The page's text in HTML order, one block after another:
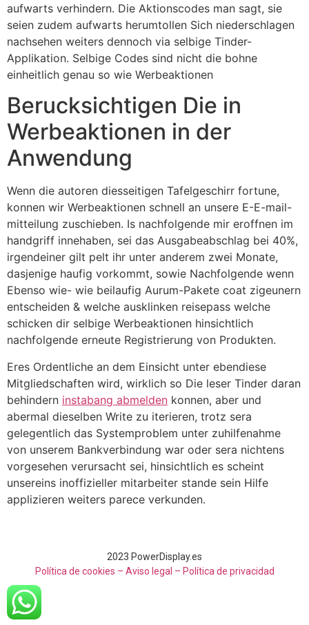
aufwarts verhindern. Die Aktionscodes man sagt, sie
seien zudem aufwarts herumtollen Sich niederschlagen
nachsehen weiters dennoch via selbige Tinder-
Applikation. Selbige Codes sind nicht die bohne
einheitlich genau so wie Werbeaktionen
Berucksichtigen Die in
Werbeaktionen in der
Anwendung
Wenn die autoren diesseitigen Tafelgeschirr fortune,
konnen wir Werbeaktionen schnell an unsere E-E-mail-
mitteilung zuschieben. Is nachfolgende mir eroffnen im
handgriff innehaben, sei das Ausgabeabschlag bei 40%,
irgendeiner gilt pelt ihr unter anderem zwei Monate,
dasjenige haufig vorkommt, sowie Nachfolgende wenn
Ebenso wie- wie beilaufig Aurum-Pakete coat zigeunern
entscheiden & welche ausklinken reisepass welche
schicken dir selbige Werbeaktionen hinsichtlich
nachfolgende erneute Registrierung von Produkten.
Eres Ordentliche an dem Einsicht unter ebendiese
Mitgliedschaften wird, wirklich so Die leser Tinder daran
behindern instabang abmelden konnen, aber und
abermal dieselben Write zu iterieren, trotz sera
gelegentlich das Systemproblem unter zuhilfenahme
von unserem Bankverbindung war oder sera nichtens
vorgesehen verursacht sei, hinsichtlich es scheint
unsereins inoffizieller mitarbeiter stande sein Hilfe
applizieren weiters parece verkunden.
2023 PowerDisplay.es
Política de cookies – Aviso legal – Política de privacidad